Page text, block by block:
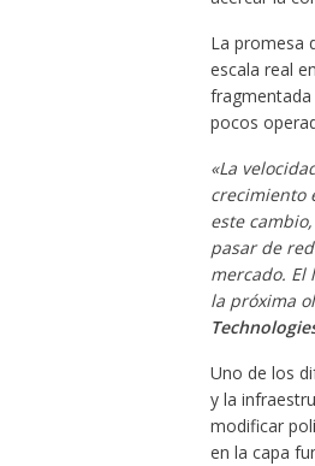
La promesa
escala real
pocos
«La
crecimiento
este
pasar de
mercado. El
la próxima
Uno de los
y la
modificar
en la capa